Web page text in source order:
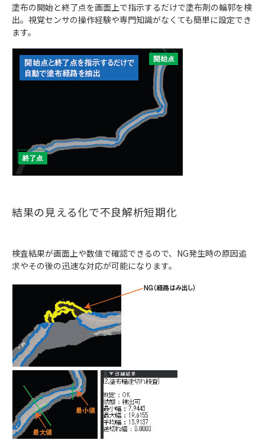
塗布の開始と終了点を画面上で指示するだけで塗布剤の輪郭を検
出。視覚センサの操作経験や専門知識がなくても簡単に設定でき
ます。
結果の見える化で不良解析短期化
検査結果が画面上や数値で確認できるので、NG発生時の原因追
求やその後の迅速な対応が可能になります。